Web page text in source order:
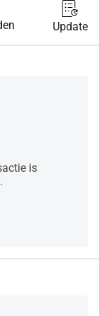
Update
is